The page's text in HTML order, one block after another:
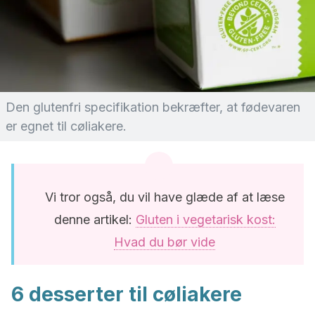
Den glutenfri specifikation bekræfter, at fødevaren
er egnet til cøliakere.
Vi tror også, du vil have glæde af at læse
denne artikel: Gluten i vegetarisk kost:
Hvad du bør vide
6 desserter til cøliakere